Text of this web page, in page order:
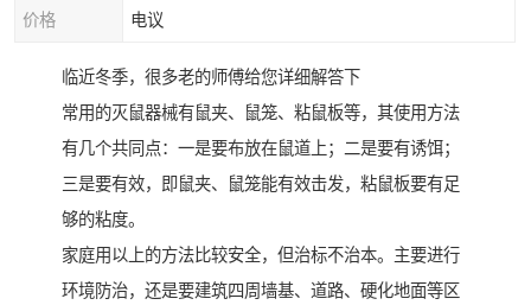
价格 电议
临近冬季，很多老的师傅给您详细解答下
常用的灭鼠器械有鼠夹、鼠笼、粘鼠板等，其使用方法
有几个共同点：一是要布放在鼠道上；二是要有诱饵；
三是要有效，即鼠夹、鼠笼能有效击发，粘鼠板要有足
够的粘度。
家庭用以上的方法比较安全，但治标不治本。主要进行
环境防治，还是要建筑四周墙基、道路、硬化地面等区